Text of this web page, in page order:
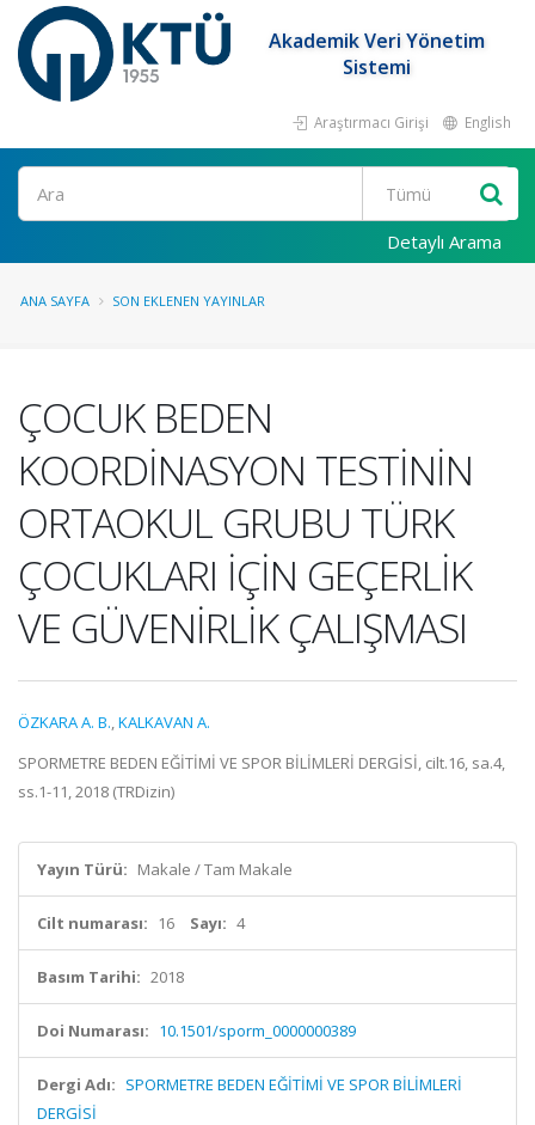
Akademik Veri Yönetim
Sistemi
Araştırmacı Girişi English
Ara
Detaylı Arama
ANA SAYFA SON EKLENEN YAYINLAR
ÇOCUK BEDEN
KOORDİNASYON TESTİNİN
ORTAOKUL GRUBU TÜRK
ÇOCUKLARI İÇİN GEÇERLİK
VE GÜVENİRLİK ÇALIŞMASI
ÖZKARA A. B.,KALKAVAN A.
SPORMETRE BEDEN EĞİTİMİ VE SPOR BİLİMLERİ DERGİSİ, cilt.16, sa.4,
ss.1-11, 2018 (TRDizin)
Yayın Türü: Makale / Tam Makale
Cilt numarası: 16 Sayı: 4
Basım Tarihi: 2018
Doi Numarası: 10.1501/sporm_0000000389
Dergi Adı: SPORMETRE BEDEN EĞİTİMİ VE SPOR BİLİMLERİ
DERGİSİ